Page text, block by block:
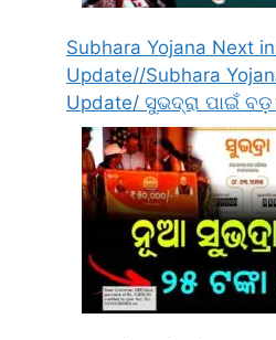
Subhara Yojana Next
Update//Subhara
Update/ ସୁଭଦ୍ରା ପାଇଁ